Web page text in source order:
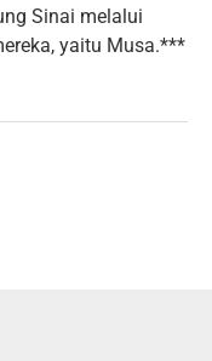
Sinai melalui
yaitu Musa.***